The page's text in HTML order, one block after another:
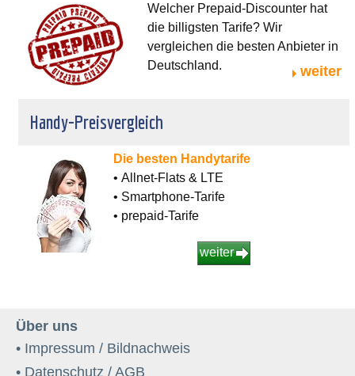
Welcher Prepaid-Discounter hat
die billigsten Tarife? Wir
vergleichen die besten Anbieter in
Deutschland.
weiter
Handy-Preisvergleich
Die besten Handytarife
• Allnet-Flats & LTE
• Smartphone-Tarife
• prepaid-Tarife
weiter
Über uns
• Impressum / Bildnachweis
• Datenschutz / AGB